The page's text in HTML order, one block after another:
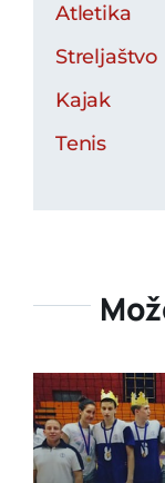
Atletika
Streljaštvo
Kajak
Tenis